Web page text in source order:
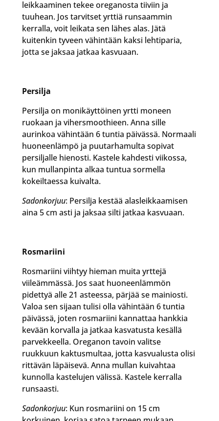
leikkaaminen tekee oreganosta tiiviin ja
tuuhean. Jos tarvitset yrttiä runsaammin
kerralla, voit leikata sen lähes alas. Jätä
kuitenkin tyveen vähintään kaksi lehtiparia,
jotta se jaksaa jatkaa kasvuaan.
Persilja
Persilja on monikäyttöinen yrtti moneen
ruokaan ja vihersmoothieen. Anna sille
aurinkoa vähintään 6 tuntia päivässä. Normaali
huoneenlämpö ja puutarhamulta sopivat
persiljalle hienosti. Kastele kahdesti viikossa,
kun mullanpinta alkaa tuntua sormella
kokeiltaessa kuivalta.
Sadonkorjuu: Persilja kestää alasleikkaamisen
aina 5 cm asti ja jaksaa silti jatkaa kasvuaan.
Rosmariini
Rosmariini viihtyy hieman muita yrttejä
viileämmässä. Jos saat huoneenlämmön
pidettyä alle 21 asteessa, pärjää se mainiosti.
Valoa sen sijaan tulisi olla vähintään 6 tuntia
päivässä, joten rosmariini kannattaa hankkia
kevään korvalla ja jatkaa kasvatusta kesällä
parvekkeella. Oreganon tavoin valitse
ruukkuun kaktusmultaa, jotta kasvualusta olisi
rittävän läpäisevä. Anna mullan kuivahtaa
kunnolla kastelujen välissä. Kastele kerralla
runsaasti.
Sadonkorjuu: Kun rosmariini on 15 cm